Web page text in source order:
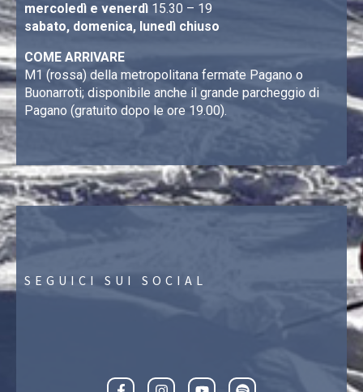
mercoledì e venerdì 15.30 – 19
sabato, domenica, lunedì chiuso
COME ARRIVARE
M1 (rossa) della metropolitana fermate Pagano o
Buonarroti; disponibile anche il grande parcheggio di
Pagano (gratuito dopo le ore 19.00).
SEGUICI SUI SOCIAL